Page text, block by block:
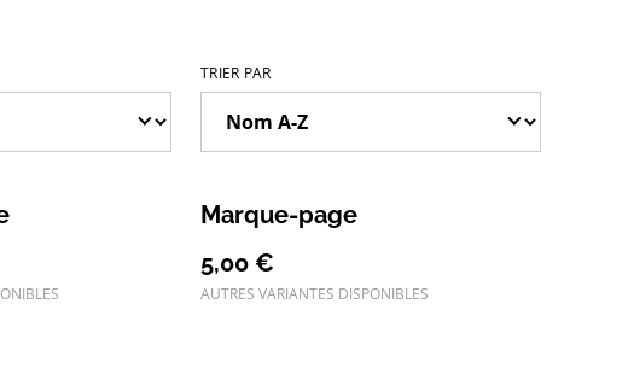
TRIER PAR
Marque-page
5,00 €
AUTRES VARIANTES DISPONIBLES